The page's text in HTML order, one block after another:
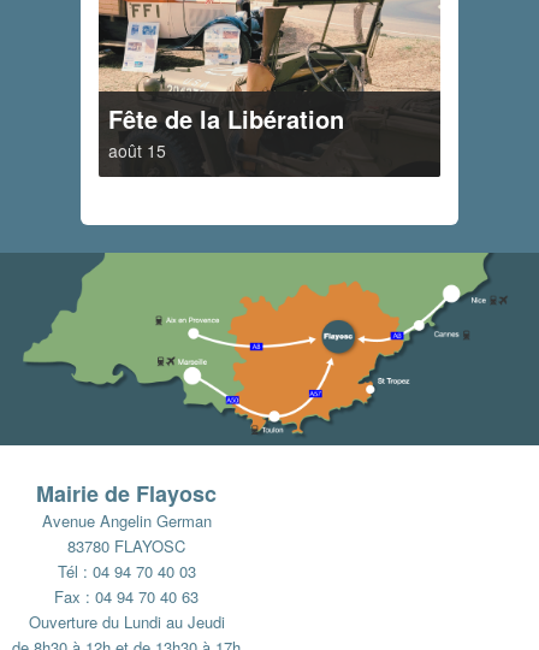
Fête de la Libération
août 15
Mairie de Flayosc
Avenue Angelin German
83780 FLAYOSC
Tél : 04 94 70 40 03
Fax : 04 94 70 40 63
Ouverture du Lundi au Jeudi